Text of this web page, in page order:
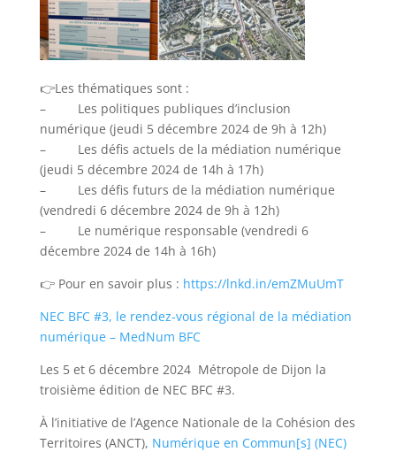
👉Les thématiques sont :
– Les politiques publiques d’inclusion
numérique (jeudi 5 décembre 2024 de 9h à 12h)
– Les défis actuels de la médiation numérique
(jeudi 5 décembre 2024 de 14h à 17h)
– Les défis futurs de la médiation numérique
(vendredi 6 décembre 2024 de 9h à 12h)
– Le numérique responsable (vendredi 6
décembre 2024 de 14h à 16h)
👉 Pour en savoir plus : https://lnkd.in/emZMuUmT
NEC BFC #3, le rendez-vous régional de la médiation
numérique – MedNum BFC
Les 5 et 6 décembre 2024 Métropole de Dijon la
troisième édition de NEC BFC #3.
À l’initiative de l’Agence Nationale de la Cohésion des
Territoires (ANCT), Numérique en Commun[s] (NEC)